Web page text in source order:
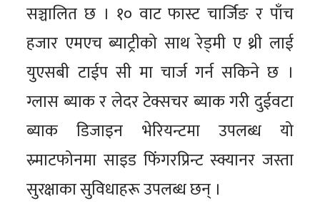
सञ्चालित छ । १० वाट फास्ट चार्जिङ र पाँच
हजार एमएच ब्याट्रीको साथ रेड्मी ए थ्री लाई
युएसबी टाईप सी मा चार्ज गर्न सकिने छ ।
ग्लास ब्याक र लेदर टेक्सचर ब्याक गरी दुईवटा
ब्याक डिजाइन भेरियन्टमा उपलब्ध यो
स्र्माटफोनमा साइड फिंगरप्रिन्ट स्क्यानर जस्ता
सुरक्षाका सुविधाहरू उपलब्ध छन् ।